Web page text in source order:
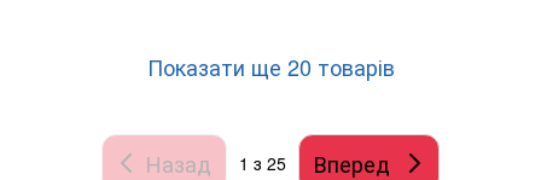
Показати ще 20 товарів
Назад 1 з 25 Вперед